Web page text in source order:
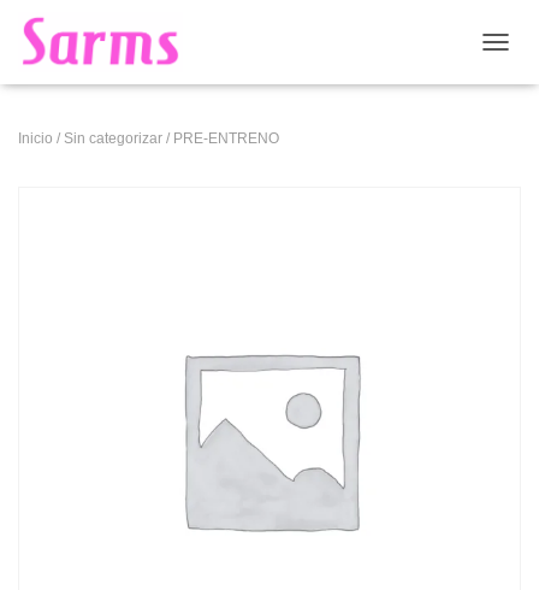
Inicio / Sin categorizar / PRE-ENTRENO